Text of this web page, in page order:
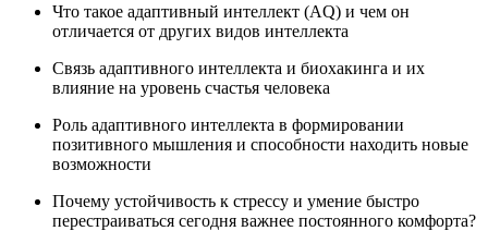
Что такое адаптивный интеллект (AQ) и чем он
отличается от других видов интеллекта
Связь адаптивного интеллекта и биохакинга и их
влияние на уровень счастья человека
Роль адаптивного интеллекта в формировании
позитивного мышления и способности находить новые
возможности
Почему устойчивость к стрессу и умение быстро
перестраиваться сегодня важнее постоянного комфорта?